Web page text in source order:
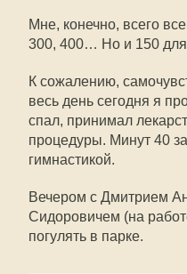
Мне, конечно, всего
300, 400… Но и 150
К сожалению,
весь день сегодня я
спал, принимал
процедуры. Минут 40
гимнастикой.
Вечером с Дмитрием
Сидоровичем (на
погулять в парке.